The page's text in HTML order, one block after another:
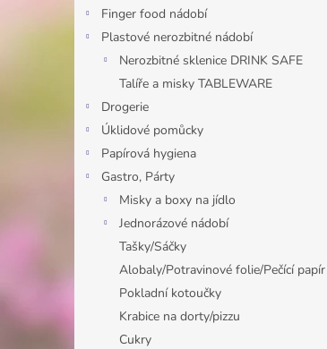
Finger food nádobí
Plastové nerozbitné nádobí
Nerozbitné sklenice DRINK SAFE
Talíře a misky TABLEWARE
Drogerie
Úklidové pomůcky
Papírová hygiena
Gastro, Párty
Misky a boxy na jídlo
Jednorázové nádobí
Tašky/Sáčky
Alobaly/Potravinové folie/Pečící papír
Pokladní kotoučky
Krabice na dorty/pizzu
Cukry